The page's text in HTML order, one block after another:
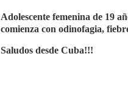
Adolescente femenina de 19
comienza con odinofagia,
Saludos desde Cuba!!!